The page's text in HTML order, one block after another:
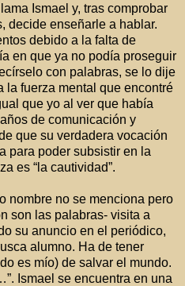
Ismael y, tras comprobar
decide enseñarle a hablar.
debido a la falta de
en que ya no podía proseguir
con palabras, se lo dije
la fuerza mental que encontré
que yo al ver que había
de comunicación y
que su verdadera vocación
para poder subsistir en la
es “la cautividad”.
nombre no se menciona pero
son las palabras- visita a
su anuncio en el periódico,
alumno. Ha de tener
es mío) de salvar el mundo.
Ismael se encuentra en una